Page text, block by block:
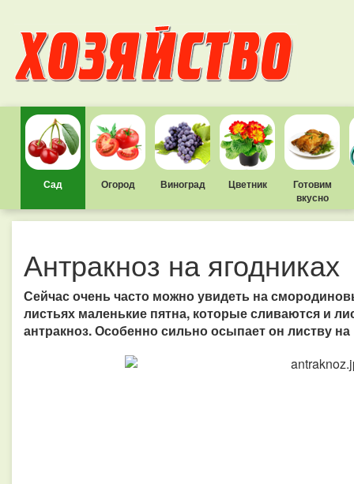
Сад Огород Виноград Цветник
Готовим
вкусно
Антракноз на ягодниках
Сейчас очень часто можно увидеть на
листьях маленькие пятна, которые сливаются и
антракноз. Особенно сильно осыпает он листву